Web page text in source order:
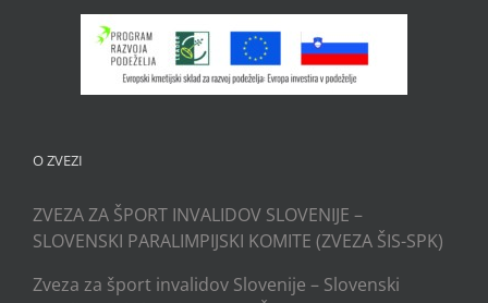
O ZVEZI
ZVEZA ZA ŠPORT INVALIDOV SLOVENIJE –
SLOVENSKI PARALIMPIJSKI KOMITE (ZVEZA ŠIS-SPK)
Zveza za šport invalidov Slovenije – Slovenski